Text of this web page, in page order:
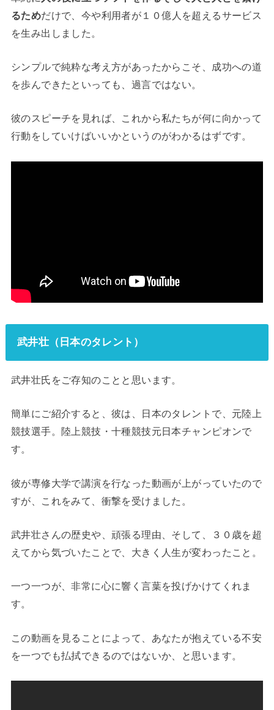
るためだけで、今や利用者が１０億人を超えるサービス
を生み出しました。
シンプルで純粋な考え方があったからこそ、成功への道
を歩んできたといっても、過言ではない。
彼のスピーチを見れば、これから私たちが何に向かって
行動をしていけばいいかというのがわかるはずです。
武井壮（日本のタレント）
武井壮氏をご存知のことと思います。
簡単にご紹介すると、彼は、日本のタレントで、元陸上
競技選手。陸上競技・十種競技元日本チャンピオンで
す。
彼が専修大学で講演を行なった動画が上がっていたので
すが、これをみて、衝撃を受けました。
武井壮さんの歴史や、頑張る理由、そして、３０歳を超
えてから気づいたことで、大きく人生が変わったこと。
一つ一つが、非常に心に響く言葉を投げかけてくれま
す。
この動画を見ることによって、あなたが抱えている不安
を一つでも払拭できるのではないか、と思います。